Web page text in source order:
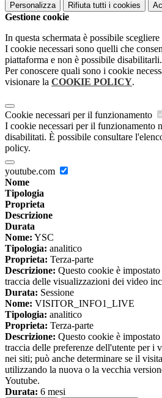
Personalizza Rifiuta tutti i cookies
Gestione cookie
In questa schermata è possibile
I cookie necessari sono quelli che
piattaforma e non è possibile disabilitarli.
Per conoscere quali sono i cookie
visionare la COOKIE POLICY.
Cookie necessari per il funzionamento
I cookie necessari per il funzionamento
disabilitati. È possibile consultare
policy.
youtube.com
Nome
Tipologia
Proprieta
Descrizione
Durata
Nome: YSC
Tipologia: analitico
Proprieta: Terza-parte
Descrizione: Questo cookie è
traccia delle visualizzazioni dei video
Durata: Sessione
Nome: VISITOR_INFO1_LIVE
Tipologia: analitico
Proprieta: Terza-parte
Descrizione: Questo cookie è
traccia delle preferenze dell'utente per i
nei siti; può anche determinare se il
utilizzando la nuova o la vecchia
Youtube.
Durata: 6 mesi